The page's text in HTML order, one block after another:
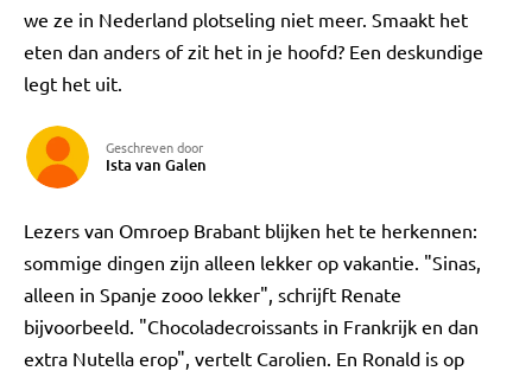
we ze in Nederland plotseling niet meer. Smaakt het
eten dan anders of zit het in je hoofd? Een deskundige
legt het uit.
Geschreven door
Ista van Galen
Lezers van Omroep Brabant blijken het te herkennen:
sommige dingen zijn alleen lekker op vakantie. "Sinas,
alleen in Spanje zooo lekker", schrijft Renate
bijvoorbeeld. "Chocoladecroissants in Frankrijk en dan
extra Nutella erop", vertelt Carolien. En Ronald is op